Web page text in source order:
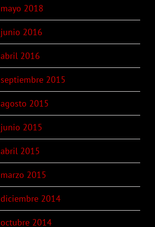
mayo 2018
junio 2016
abril 2016
septiembre 2015
agosto 2015
junio 2015
abril 2015
marzo 2015
diciembre 2014
octubre 2014